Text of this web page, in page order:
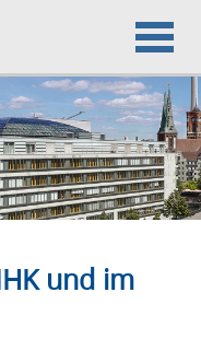
und im